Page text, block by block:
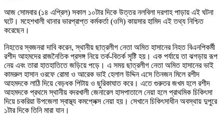
আজ সোমবার (১৪ এপ্রিল) সকাল ১০টার দিকে উত্তর নলবিলা দরগাহ পাড়ায় এই ঘটনা
ঘটে। মহেশখালী থানার ভারপ্রাপ্ত কর্মকর্তা (ওসি) কায়সার হামিদ এই তথ্য নিশ্চিত
করেছেন।
নিহতের স্বজনরা দাবি করেন, স্থানীয় ছাত্রলীগ নেতা অমিত হাসানের নিহত বিএনপিকর্মী
রশীদ আহমদের রাজনৈতিক প্রসঙ্গ নিয়ে তর্ক-বিতর্ক সৃষ্টি হয়। এক পর্যায়ে তা ঝগড়ায় রূপ
নেয় এবং তারা হাতহাতিতে জড়িয়ে পড়ে। এ সময় ছাত্রলীগ নেতা অমিত হাসানের ভাই
কামরুল হাসান ওরফে রোমা ও আরেক ভাই হেলাল উদ্দিন এসে তিনজন মিলে রশীদ
আহমদকে লাঠি দিয়ে বেড়ধক পিটায় ও ছুরিকাঘাত করে। এতে গুরুতর জখম হলে রশীদ
আহমদকে প্রথমে স্থানীয় বদরখালী জেনারেল হাসপাতালে নেয়া হলে প্রাথমিক চিকিৎসা
দিয়ে চকরিয়া উপজেলা স্বাস্থ্য কমপ্লেক্স নেয়া হয়। সেখানে চিকিৎসাধীন অবস্থায় দুপুরে
১টার দিকে তিনি মারা যান।